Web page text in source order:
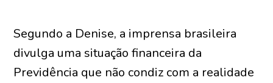
Segundo a Denise, a imprensa brasileira
divulga uma situação financeira da
Previdência que não condiz com a realidade